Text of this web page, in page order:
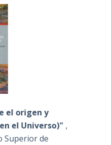
el origen y
el Universo)" ,
Superior de